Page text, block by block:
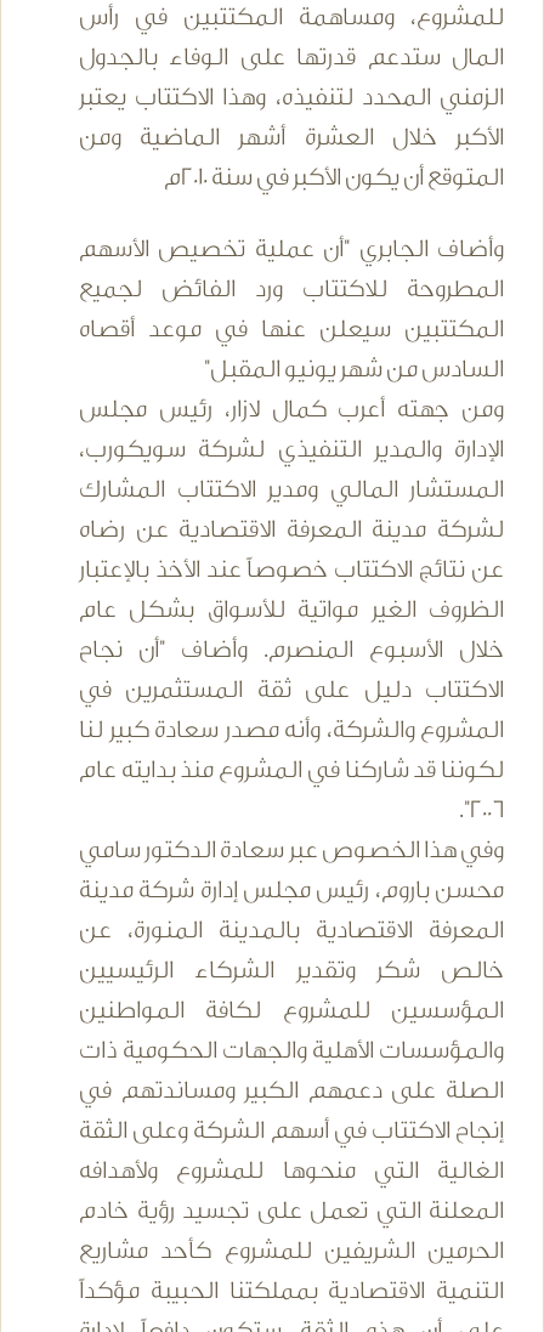
للمشروع، ومساهمة المكتتبين في رأس
المال ستدعم قدرتها على الوفاء بالجدول
الزمني المحدد لتنفيذه، وهذا الاكتتاب يعتبر
الأكبر خلال العشرة أشهر الماضية ومن
المتوقع أن يكون الأكبر في سنة 2010م
وأضاف الجابري "أن عملية تخصيص الأسهم
المطروحة للاكتتاب ورد الفائض لجميع
المكتتبين سيعلن عنها في موعد أقصاه
السادس من شهر يونيو المقبل"
ومن جهته أعرب كمال لازار، رئيس مجلس
الإدارة والمدير التنفيذي لشركة سويكورب،
المستشار المالي ومدير الاكتتاب المشارك
لشركة مدينة المعرفة الاقتصادية عن رضاه
عن نتائج الاكتتاب خصوصاً عند الأخذ بالإعتبار
الظروف الغير مواتية للأسواق بشكل عام
خلال الأسبوع المنصرم. وأضاف "أن نجاح
الاكتتاب دليل على ثقة المستثمرين في
المشروع والشركة، وأنه مصدر سعادة كبير لنا
لكوننا قد شاركنا في المشروع منذ بدايته عام
2006".
وفي هذا الخصوص عبر سعادة الدكتور سامي
محسن باروم، رئيس مجلس إدارة شركة مدينة
المعرفة الاقتصادية بالمدينة المنورة، عن
خالص شكر وتقدير الشركاء الرئيسيين
المؤسسين للمشروع لكافة المواطنين
والمؤسسات الأهلية والجهات الحكومية ذات
الصلة على دعمهم الكبير ومساندتهم في
إنجاح الاكتتاب في أسهم الشركة وعلى الثقة
الغالية التي منحوها للمشروع ولأهدافه
المعلنة التي تعمل على تجسيد رؤية خادم
الحرمين الشريفين للمشروع كأحد مشاريع
التنمية الاقتصادية بمملكتنا الحبيبة مؤكداً